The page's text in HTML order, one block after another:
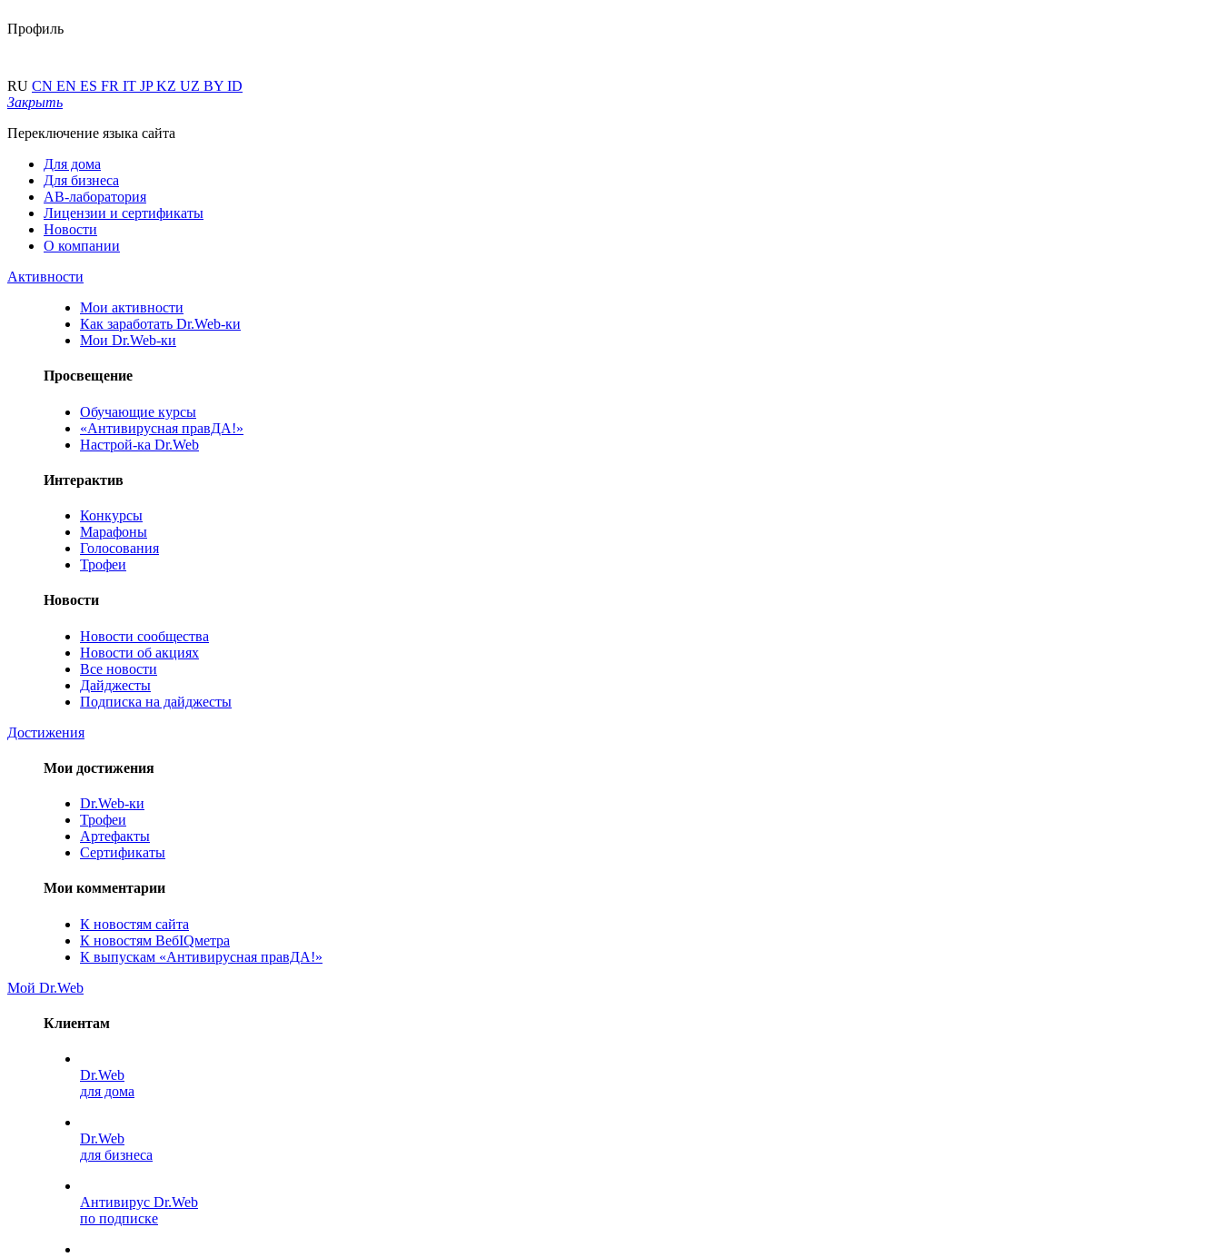
Профиль
RU CN EN ES FR IT JPKZ UZ BY ID
Закрыть
Переключение языка сайта
Для дома
Для бизнеса
АВ-лаборатория
Лицензии и сертификаты
Новости
О компании
Активности
Мои активности
Как заработать Dr.Web-ки
Мои Dr.Web-ки
Просвещение
Обучающие курсы
«Антивирусная правДА!»
Настрой-ка Dr.Web
Интерактив
Конкурсы
Марафоны
Голосования
Трофеи
Новости
Новости сообщества
Новости об акциях
Все новости
Дайджесты
Подписка на дайджесты
Достижения
Мои достижения
Dr.Web-ки
Трофеи
Артефакты
Сертификаты
Мои комментарии
К новостям сайта
К новостям ВебIQметра
К выпускам «Антивирусная правДА!»
Мой Dr.Web
Клиентам
Dr.Web
для дома
Dr.Web
для бизнеса
Антивирус Dr.Web
по подписке